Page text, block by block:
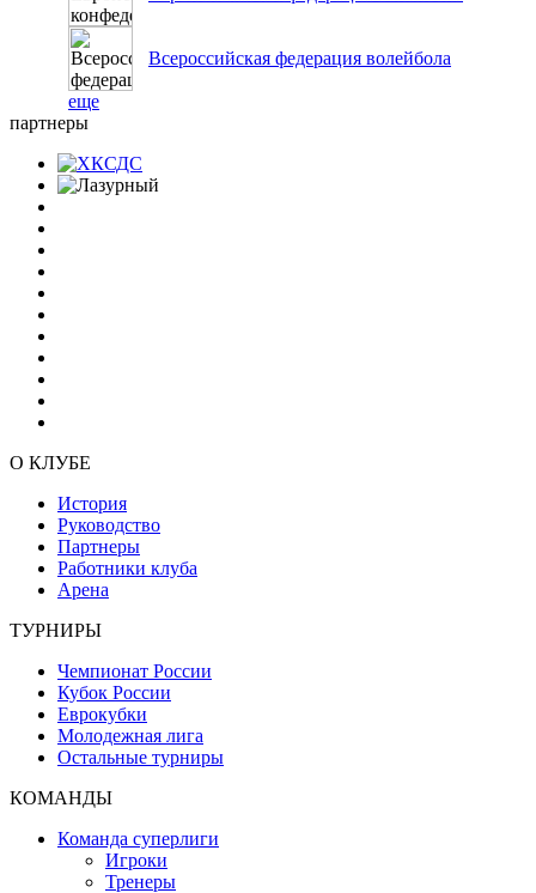
Всероссийская федерация волейбола
еще
партнеры
О КЛУБЕ
История
Руководство
Партнеры
Работники клуба
Арена
ТУРНИРЫ
Чемпионат России
Кубок России
Еврокубки
Молодежная лига
Остальные турниры
КОМАНДЫ
Команда суперлиги
Игроки
Тренеры